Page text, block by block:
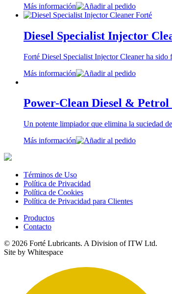
Más información
Diesel Specialist Injector
Forté Diesel Specialist Injector Cleaner ha
Más información
Power-Clean Diesel &
Un potente limpiador que elimina la suciedad
Más información
Términos de Uso
Política de Privacidad
Política de Cookies
Política de Privacidad para Clientes
Productos
Contacto
© 2026 Forté Lubricants. A Division of ITW Ltd.
Site by Whitespace